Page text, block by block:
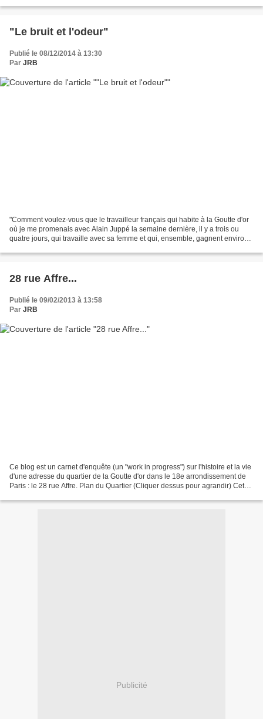
"Le bruit et l'odeur"
Publié le 08/12/2014 à 13:30
Par JRB
"Comment voulez-vous que le travailleur français qui habite à la Goutte d'or
où je me promenais avec Alain Juppé la semaine dernière, il y a trois ou
quatre jours, qui travaille avec sa femme et qui, ensemble, gagnent environ
28 rue Affre...
Publié le 09/02/2013 à 13:58
Par JRB
Ce blog est un carnet d'enquête (un "work in progress") sur l'histoire et la vie
d'une adresse du quartier de la Goutte d'or dans le 18e arrondissement de
Paris : le 28 rue Affre. Plan du Quartier (Cliquer dessus pour agrandir) Cet
Publicité